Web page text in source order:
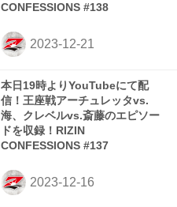
CONFESSIONS #138
本日19時よりYouTubeにて配
信！王座戦アーチュレッタvs.
海、クレベルvs.斎藤のエピソー
ドを収録！RIZIN
CONFESSIONS #137